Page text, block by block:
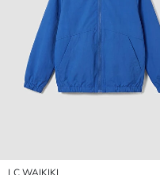
LC WAIKIKI